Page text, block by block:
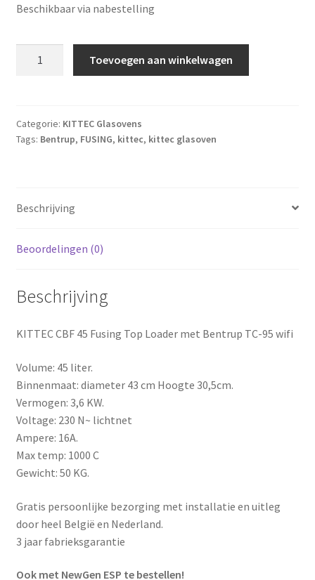
Beschikbaar via nabestelling
Toevoegen aan winkelwagen
Categorie: KITTEC Glasovens
Tags: Bentrup, FUSING, kittec, kittec glasoven
Beschrijving
Beoordelingen (0)
Beschrijving
KITTEC CBF 45 Fusing Top Loader met Bentrup TC-95 wifi
Volume: 45 liter.
Binnenmaat: diameter 43 cm Hoogte 30,5cm.
Vermogen: 3,6 KW.
Voltage: 230 N~ lichtnet
Ampere: 16A.
Max temp: 1000 C
Gewicht: 50 KG.
Gratis persoonlijke bezorging met installatie en uitleg
door heel België en Nederland.
3 jaar fabrieksgarantie
Ook met NewGen ESP te bestellen!